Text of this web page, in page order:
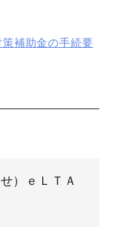
補助金の手続要
）ｅＬＴＡ